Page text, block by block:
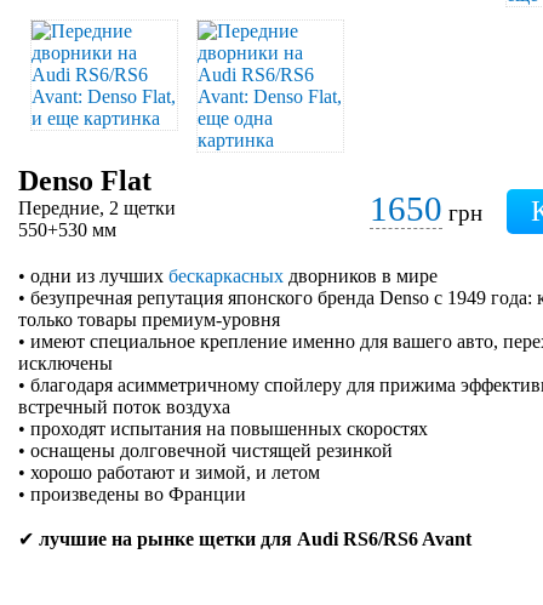
Denso Flat
Передние, 2 щетки
550+530 мм
1650 грн
• одни из лучших бескаркасных дворников в мире
• безупречная репутация японского бренда Denso с 1949
только товары премиум-уровня
• имеют специальное крепление именно для вашего авто,
исключены
• благодаря асимметричному спойлеру для прижима
встречный поток воздуха
• проходят испытания на повышенных скоростях
• оснащены долговечной чистящей резинкой
• хорошо работают и зимой, и летом
• произведены во Франции
✔ лучшие на рынке щетки для Audi RS6/RS6 Avant